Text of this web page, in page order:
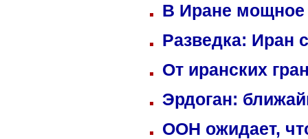
В Иране мощное
Разведка: Иран
От иранских
Эрдоган:
ООН ожидает,